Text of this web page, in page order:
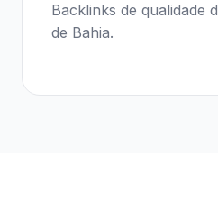
Backlinks de qualidade
de Bahia.